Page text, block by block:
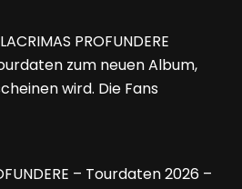
PROFUNDERE
zum neuen Album,
wird. Die Fans